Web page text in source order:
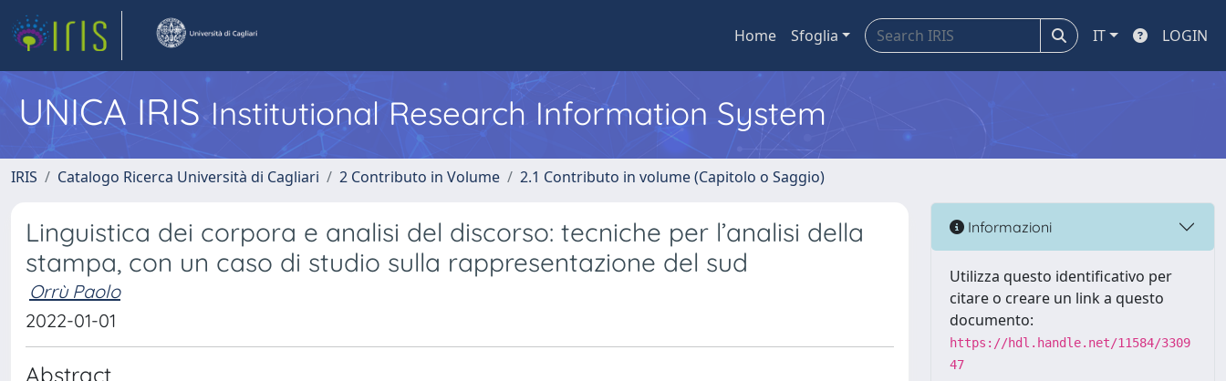
Home Sfoglia IT LOGIN
UNICA IRISInstitutional Research Information System
IRIS Catalogo Ricerca Università di Cagliari 2 Contributo in Volume 2.1 Contributo in volume (Capitolo o Saggio)
Linguistica dei corpora e analisi del discorso: tecniche per l’analisi della
stampa, con un caso di studio sulla rappresentazione del sud
Orrù Paolo
2022-01-01
Abstract
Informazioni
Utilizza questo identificativo per
citare o creare un link a questo
documento:
https://hdl.handle.net/11584/3309
47